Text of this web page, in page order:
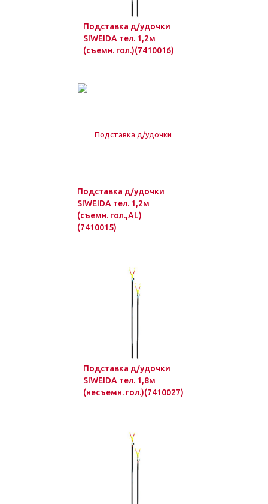
Подставка д/удочки
SIWEIDA тел. 1,2м
(съемн. гол.)(7410016)
Подставка д/удочки
SIWEIDA тел. 1,2м
(съемн. гол.,AL)
(7410015)
Подставка д/удочки
SIWEIDA тел. 1,8м
(несъемн. гол.)(7410027)